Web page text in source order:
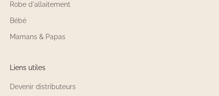
Robe d'allaitement
Bébé
Mamans & Papas
Liens utiles
Devenir distributeurs